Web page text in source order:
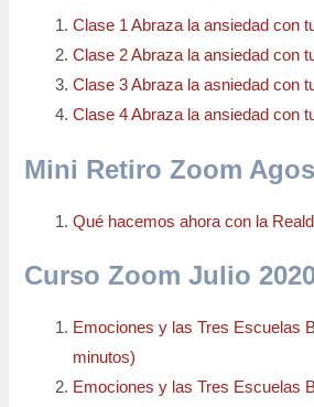
Clase 1 Abraza la ansiedad con
Clase 2 Abraza la ansiedad con
Clase 3 Abraza la asniedad con
Clase 4 Abraza la ansiedad con
Mini Retiro Zoom
Qué hacemos ahora con la Rea
Curso Zoom Julio
Emociones y las Tres Escuelas
minutos)
Emociones y las Tres Escuelas